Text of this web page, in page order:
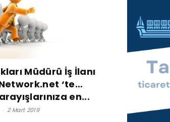
Müdürü İş İlanı
‘te…
en...
- 2 Mart 2019